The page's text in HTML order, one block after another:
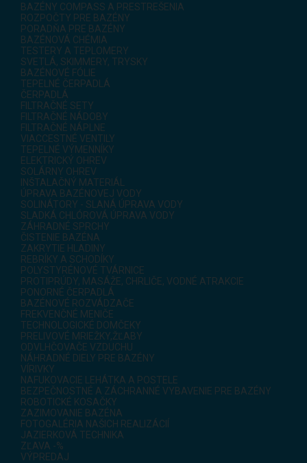
BAZÉNY COMPASS A PRESTREŠENIA
ROZPOČTY PRE BAZÉNY
PORADŇA PRE BAZÉNY
BAZÉNOVÁ CHÉMIA
TESTERY A TEPLOMERY
SVETLÁ, SKIMMERY, TRYSKY
BAZÉNOVÉ FÓLIE
TEPELNÉ ČERPADLÁ
ČERPADLÁ
FILTRAČNÉ SETY
FILTRAČNÉ NÁDOBY
FILTRAČNÉ NÁPLNE
VIACCESTNÉ VENTILY
TEPELNÉ VÝMENNÍKY
ELEKTRICKÝ OHREV
SOLÁRNY OHREV
INŠTALAČNÝ MATERIÁL
ÚPRAVA BAZÉNOVEJ VODY
SOLINÁTORY - SLANÁ ÚPRAVA VODY
SLADKÁ CHLÓROVÁ ÚPRAVA VODY
ZÁHRADNÉ SPRCHY
ČISTENIE BAZÉNA
ZAKRYTIE HLADINY
REBRÍKY A SCHODÍKY
POLYSTYRÉNOVÉ TVÁRNICE
PROTIPRÚDY, MASÁŽE, CHRLIČE, VODNÉ ATRAKCIE
PONORNÉ ČERPADLÁ
BAZÉNOVÉ ROZVÁDZAČE
FREKVENČNÉ MENIČE
TECHNOLOGICKÉ DOMČEKY
PRELIVOVÉ MRIEŽKY,ŽĽABY
ODVLHČOVAČE VZDUCHU
NÁHRADNÉ DIELY PRE BAZÉNY
VÍRIVKY
NAFUKOVACIE LEHÁTKA A POSTELE
BEZPEČNOSTNÉ A ZÁCHRANNÉ VYBAVENIE PRE BAZÉNY
ROBOTICKÉ KOSAČKY
ZAZIMOVANIE BAZÉNA
FOTOGALÉRIA NAŠICH REALIZÁCIÍ
JAZIERKOVÁ TECHNIKA
ZĽAVA -%
VÝPREDAJ